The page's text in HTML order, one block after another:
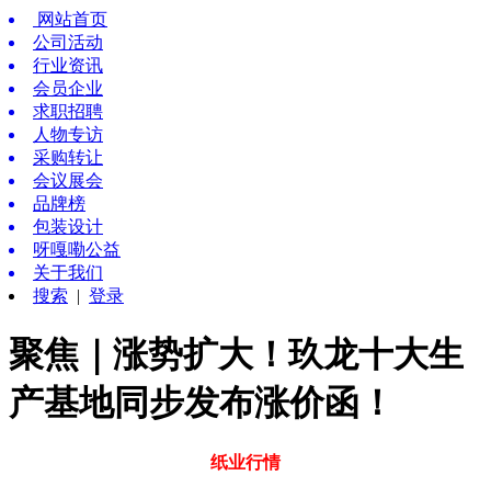
网站首页
公司活动
行业资讯
会员企业
求职招聘
人物专访
采购转让
会议展会
品牌榜
包装设计
呀嘎嘞公益
关于我们
搜索 | 登录
聚焦｜涨势扩大！玖龙十大生
产基地同步发布涨价函！
纸业行情